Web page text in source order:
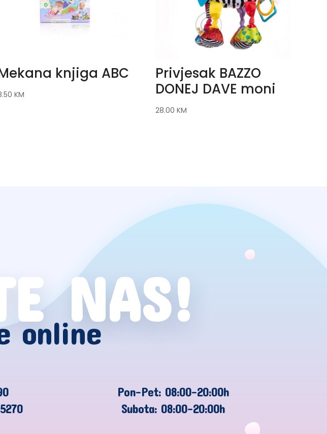
knjiga ABC
KM
Privjesak BAZZO
DONEJ DAVE moni
28.00KM
NAS!
online
Pon-Pet: 08:00-20:00h
Subota: 08:00-20:00h